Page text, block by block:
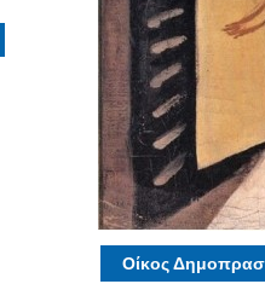
Οίκος